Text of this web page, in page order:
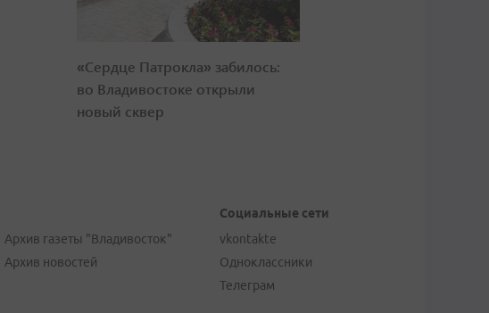
«Сердце Патрокла» забилось:
во Владивостоке открыли
новый сквер
Архив газеты "Владивосток"
Архив новостей
Социальные сети
vkontakte
Одноклассники
Телеграм